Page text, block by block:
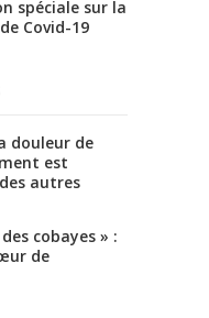
spéciale sur la
Covid-19
douleur de
est
autres
cobayes » :
de